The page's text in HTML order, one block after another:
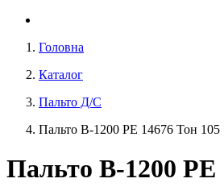
Головна
Каталог
Пальто Д/С
Пальто В-1200 PE 14676 Тон 105
Пальто В-1200 PE